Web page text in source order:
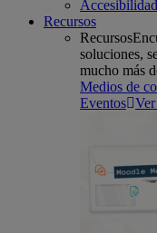
Accesibilidad
Recursos
Recursos
soluciones,
mucho más
Medios de
Eventos